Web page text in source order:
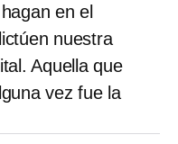
en el
nuestra
Aquella que
vez fue la